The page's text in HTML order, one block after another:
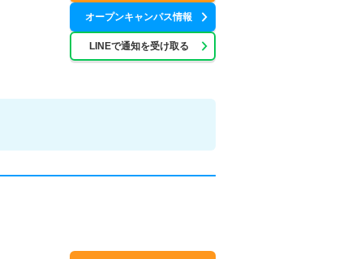
オープンキャンパス情報
LINEで通知を受け取る